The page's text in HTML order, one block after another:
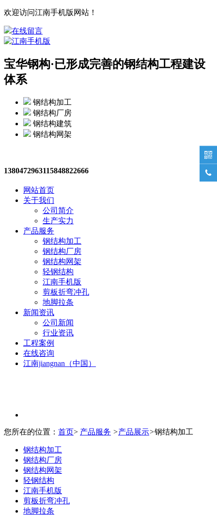
欢迎访问江南手机版网站！
在线留言
宝华钢构·已形成完善的钢结构工程建设
体系
钢结构加工
钢结构厂房
钢结构建筑
钢结构网架
1380472963115848822666
网站首页
关于我们
公司简介
生产实力
产品服务
钢结构加工
钢结构厂房
钢结构网架
轻钢结构
江南手机版
剪板折弯冲孔
地脚拉条
新闻资讯
公司新闻
行业资讯
工程案例
在线咨询
江南jiangnan（中国）
您所在的位置： 首页> 产品服务 >产品展示>钢结构加工
钢结构加工
钢结构厂房
钢结构网架
轻钢结构
江南手机版
剪板折弯冲孔
地脚拉条

